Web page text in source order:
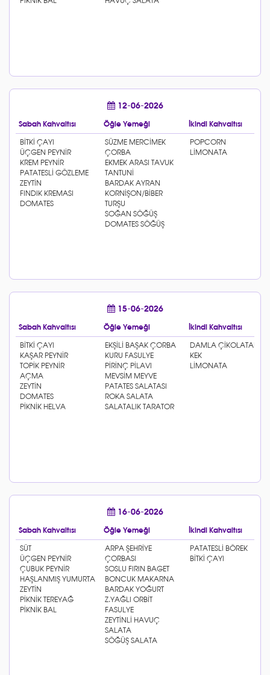
12-06-2026
Sabah Kahvaltısı Öğle Yemeği İkindi Kahvaltısı
15-06-2026
Sabah Kahvaltısı Öğle Yemeği İkindi Kahvaltısı
16-06-2026
Sabah Kahvaltısı Öğle Yemeği İkindi Kahvaltısı